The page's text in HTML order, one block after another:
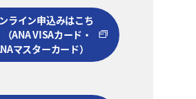
ライン申込みはこち
（ANA VISAカード・
マスターカード）